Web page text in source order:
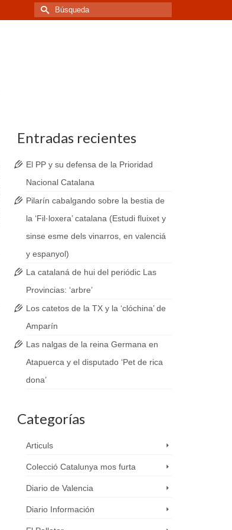
Buscar
por:
Entradas recientes
El PP y su defensa de la Prioridad
Nacional Catalana
Pilarín cabalgando sobre la bestia de
la ‘Fil·loxera’ catalana (Estudi fluixet y
sinse esme dels vinarros, en valenciá
y espanyol)
La catalaná de hui del periódic Las
Provincias: ‘arbre’
Los catetos de la TX y la ‘clóchina’ de
Amparín
Las nalgas de la reina Germana en
Atapuerca y el disputado ‘Pet de rica
dona’
Categorías
Articuls
Colecció Catalunya mos furta
Diario de Valencia
Diario Información